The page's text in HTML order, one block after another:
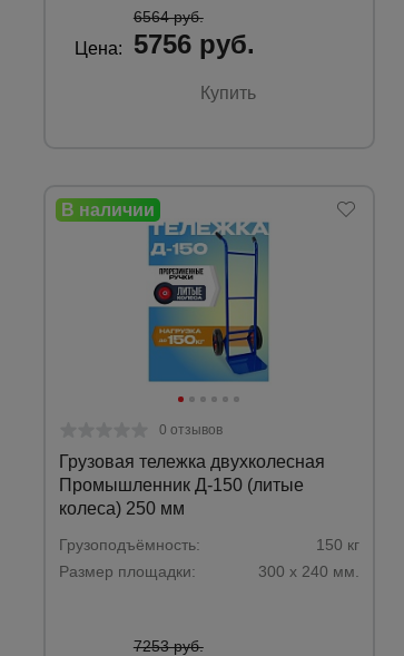
Цена:
6564 руб.
5756 руб.
Купить
0 отзывов
Грузовая тележка двухколесная
Промышленник Д-150 (литые
колеса) 250 мм
Грузоподъёмность:
150 кг
Размер площадки:
300 х 240 мм.
7253 руб.